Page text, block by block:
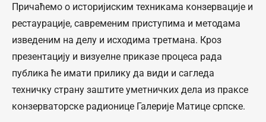
Причаћемо о историјиским техникама конзервације и
рестаурације, савременим приступима и методама
изведеним на делу и исходима третмана. Кроз
презентацију и визуелне приказе процеса рада
публика ће имати прилику да види и сагледа
техничку страну заштите уметничких дела из праксе
конзерваторске радионице Галерије Матице српске.